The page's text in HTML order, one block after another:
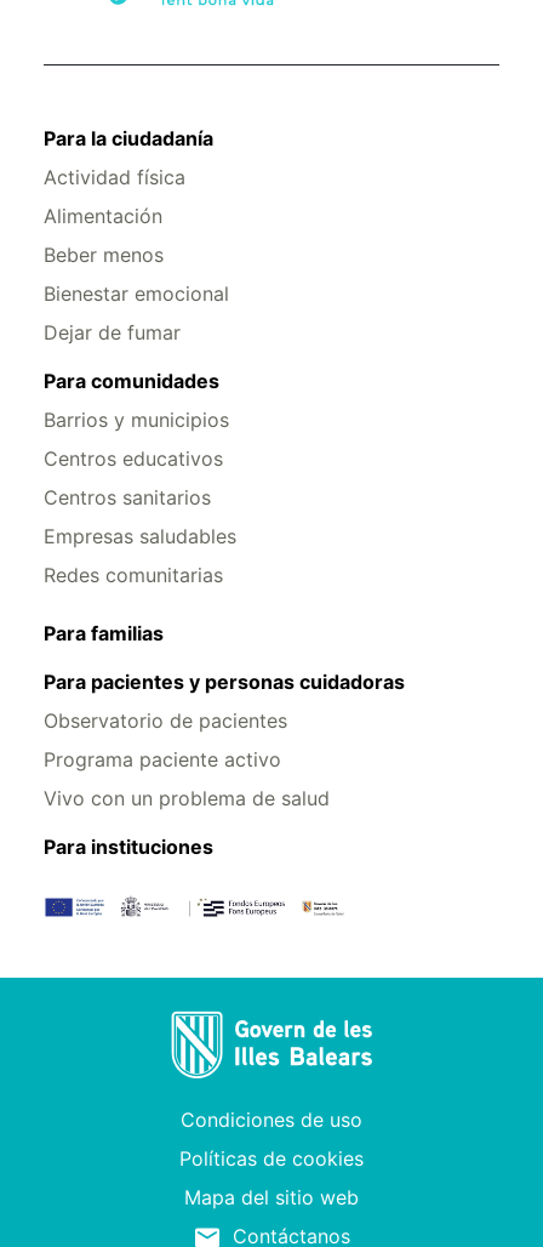
Para la ciudadanía
Actividad física
Alimentación
Beber menos
Bienestar emocional
Dejar de fumar
Para comunidades
Barrios y municipios
Centros educativos
Centros sanitarios
Empresas saludables
Redes comunitarias
Para familias
Para pacientes y personas cuidadoras
Observatorio de pacientes
Programa paciente activo
Vivo con un problema de salud
Para instituciones
Condiciones de uso
Políticas de cookies
Mapa del sitio web
Contáctanos